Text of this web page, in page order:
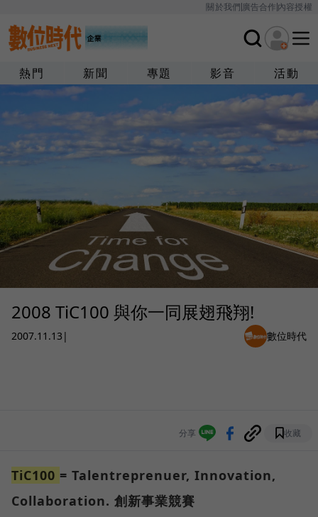
關於我們廣告合作內容授權
熱門 新聞 專題 影音 活動
2008 TiC100 與你一同展翅飛翔!
2007.11.13 | 數位時代
分享 收藏
TiC100 = Talentreprenuer, Innovation,
Collaboration. 創新事業競賽